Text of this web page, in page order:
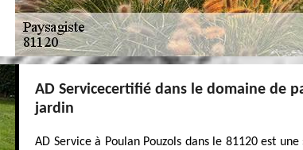
AD Servicecertifié dans le domaine de
jardin
AD Service à Poulan Pouzols dans le 81120 est